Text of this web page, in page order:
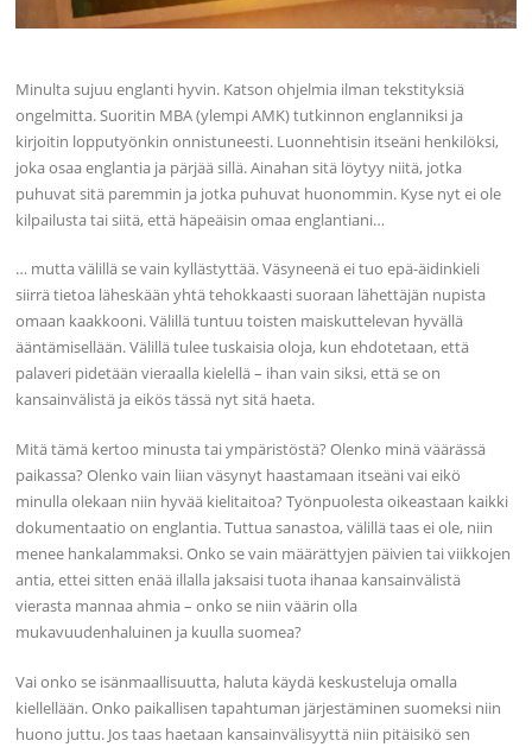
Minulta sujuu englanti hyvin. Katson ohjelmia ilman tekstityksiä
ongelmitta. Suoritin MBA (ylempi AMK) tutkinnon englanniksi ja
kirjoitin lopputyönkin onnistuneesti. Luonnehtisin itseäni henkilöksi,
joka osaa englantia ja pärjää sillä. Ainahan sitä löytyy niitä, jotka
puhuvat sitä paremmin ja jotka puhuvat huonommin. Kyse nyt ei ole
kilpailusta tai siitä, että häpeäisin omaa englantiani…
… mutta välillä se vain kyllästyttää. Väsyneenä ei tuo epä-äidinkieli
siirrä tietoa läheskään yhtä tehokkaasti suoraan lähettäjän nupista
omaan kaakkooni. Välillä tuntuu toisten maiskuttelevan hyvällä
ääntämisellään. Välillä tulee tuskaisia oloja, kun ehdotetaan, että
palaveri pidetään vieraalla kielellä – ihan vain siksi, että se on
kansainvälistä ja eikös tässä nyt sitä haeta.
Mitä tämä kertoo minusta tai ympäristöstä? Olenko minä väärässä
paikassa? Olenko vain liian väsynyt haastamaan itseäni vai eikö
minulla olekaan niin hyvää kielitaitoa? Työnpuolesta oikeastaan kaikki
dokumentaatio on englantia. Tuttua sanastoa, välillä taas ei ole, niin
menee hankalammaksi. Onko se vain määrättyjen päivien tai viikkojen
antia, ettei sitten enää illalla jaksaisi tuota ihanaa kansainvälistä
vierasta mannaa ahmia – onko se niin väärin olla
mukavuudenhaluinen ja kuulla suomea?
Vai onko se isänmaallisuutta, haluta käydä keskusteluja omalla
kiellellään. Onko paikallisen tapahtuman järjestäminen suomeksi niin
huono juttu. Jos taas haetaan kansainvälisyyttä niin pitäisikö sen